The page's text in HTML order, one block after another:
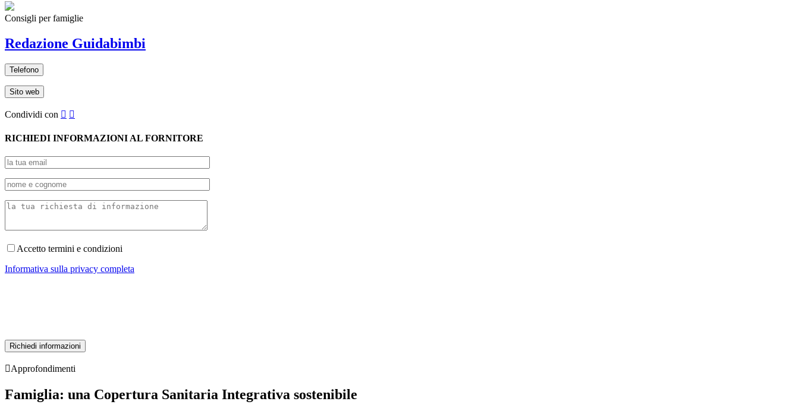
Consigli per famiglie
Redazione Guidabimbi
Telefono
Sito web
Condividi con  
RICHIEDI INFORMAZIONI AL FORNITORE
Accetto termini e condizioni
Informativa sulla privacy completa
Approfondimenti
Famiglia: una Copertura Sanitaria Integrativa sostenibile